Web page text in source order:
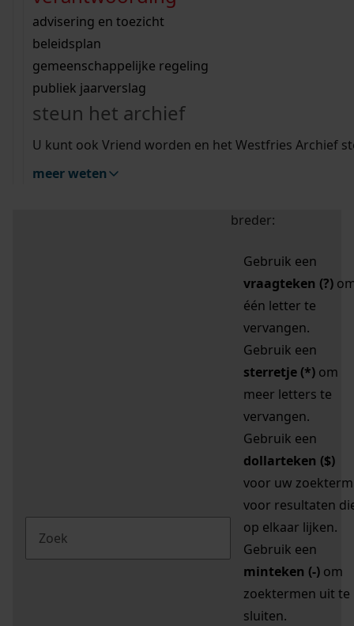
bouwvergunningen
omgevingsvergunningen
vergunningen
beeld en geluid
uitleg nodig?
Wij helpen u op weg met een aantal zoektips.
bekijk alle zoektips
Wij helpen u op weg met een aantal zoektips.
bekijk alle zoektips
bekijk ons geschiedenislokaal
advisering en toezicht
beleidsplan
gemeenschappelijke regeling
publiek jaarverslag
steun het archief
U kunt ook Vriend worden en het Westfries Archief
meer weten
zoektips
Mijn Studiezaal (inloggen)
uw zoekopdracht te
breder:
Gebruik een
vraagteken (?)
één letter te
vervangen.
Gebruik een
sterretje (*) om
meer letters te
vervangen.
Gebruik een
dollarteken ($)
voor uw zoekterm
voor resultaten
op elkaar lijken.
Gebruik een
minteken (-) om
zoektermen uit te
sluiten.